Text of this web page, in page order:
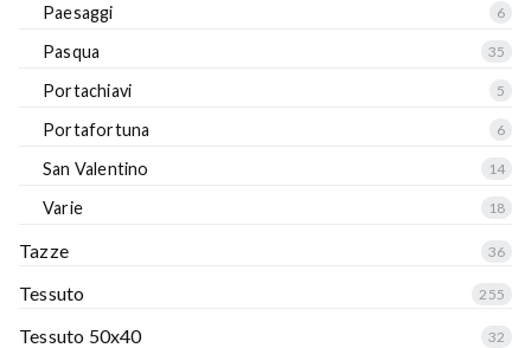
Paesaggi 6
Pasqua 35
Portachiavi 5
Portafortuna 6
San Valentino 14
Varie 18
Tazze 36
Tessuto 255
Tessuto 50x40 32